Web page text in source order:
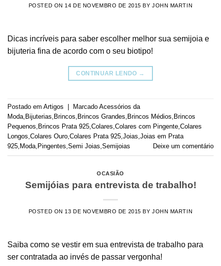
POSTED ON 14 DE NOVEMBRO DE 2015 BY JOHN MARTIN
Dicas incríveis para saber escolher melhor sua semijoia e
bijuteria fina de acordo com o seu biotipo!
CONTINUAR LENDO →
Postado em Artigos Marcado Acessórios da
Moda, Bijuterias, Brincos, Brincos Grandes, Brincos Médios, Brincos
Pequenos, Brincos Prata 925,Colares,Colares com Pingente,Colares
Longos,Colares Ouro,Colares Prata 925,Joias,Joias em Prata
925, Moda, Pingentes,Semi Joias,Semijoias Deixe um comentário
OCASIÃO
Semijóias para entrevista de trabalho!
POSTED ON 13 DE NOVEMBRO DE 2015 BY JOHN MARTIN
Saiba como se vestir em sua entrevista de trabalho para
ser contratada ao invés de passar vergonha!